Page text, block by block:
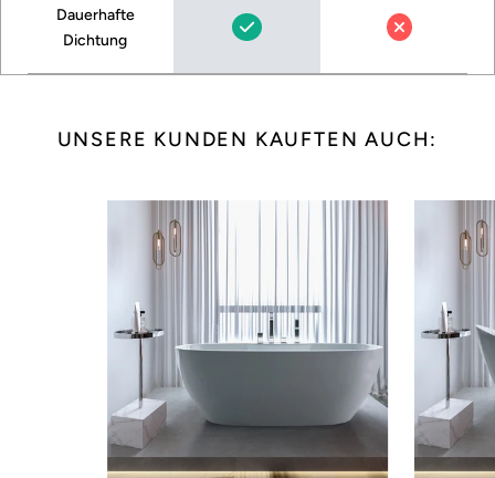
Dauerhafte
Dichtung
UNSERE KUNDEN KAUFTEN AUCH: